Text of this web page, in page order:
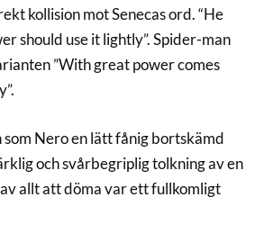
kollision mot Senecas ord. “He
should use it lightly”. Spider-man
”With great power comes
Nero en lätt fånig bortskämd
och svårbegriplig tolkning av en
allt att döma var ett fullkomligt